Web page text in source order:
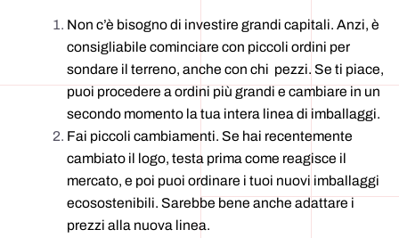
Non c’è bisogno di investire grandi capitali. Anzi, è
consigliabile cominciare con piccoli ordini per
sondare il terreno, anche con chi pezzi. Se ti piace,
puoi procedere a ordini più grandi e cambiare in un
secondo momento la tua intera linea di imballaggi.
Fai piccoli cambiamenti. Se hai recentemente
cambiato il logo, testa prima come reagisce il
mercato, e poi puoi ordinare i tuoi nuovi imballaggi
ecosostenibili. Sarebbe bene anche adattare i
prezzi alla nuova linea.